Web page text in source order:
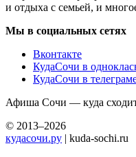
и отдыха с семьей, и
Мы в социальных сетях
Вконтакте
КудаСочи в
КудаСочи в
Афиша Сочи — куда
© 2013–2026
кудасочи.ру | kuda-sochi.ru